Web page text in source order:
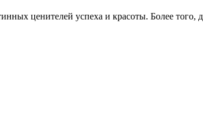
ценителей успеха и красоты. Более